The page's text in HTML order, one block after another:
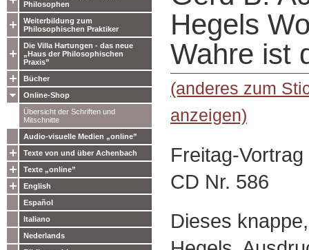
Philosophen
Weiterbildung zum
Philosophischen Praktiker
Die Villa Hartungen - das neue
„Haus der Philosophischen
Praxis”
Bücher
Online-Shop
Übersicht der Schriften und
Mitschnitte
Audio-visuelle Medien „online”
Texte von und über Achenbach
Texte „online”
English
Español
Italiano
Nederlands
Hegels
Wahre ist
(anderes zum
anzeigen)
Freitag-
CD Nr. 586
Dieses